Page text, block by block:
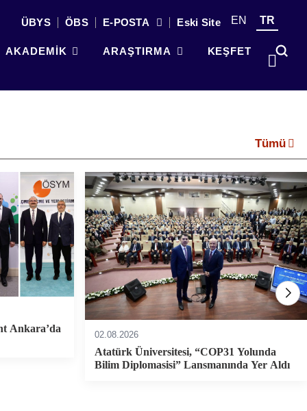
ÜBYS ÖBS E-POSTA Eski Site EN TR
AKADEMİK ARAŞTIRMA KEŞFET
Tümü
Ankara’da
02.08.2026
Atatürk Üniversitesi, “COP31 Yolunda
Bilim Diplomasisi” Lansmanında Yer Aldı